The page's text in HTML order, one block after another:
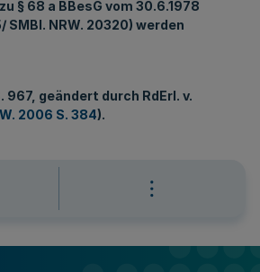
§ 68 a BBesG vom 30.6.1978
SMBl. NRW. 20320) werden
967, geändert durch RdErl. v.
2006 S. 384).